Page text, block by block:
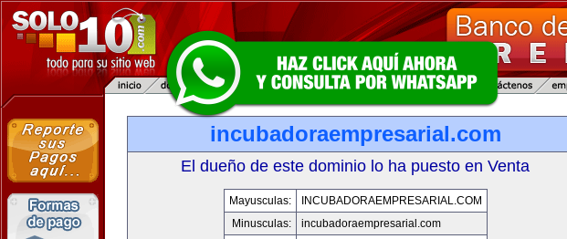
incubadoraempresarial.com
El dueño de este dominio lo ha puesto en Venta
Mayusculas:
INCUBADORAEMPRESARIAL.COM
Minusculas:
incubadoraempresarial.com